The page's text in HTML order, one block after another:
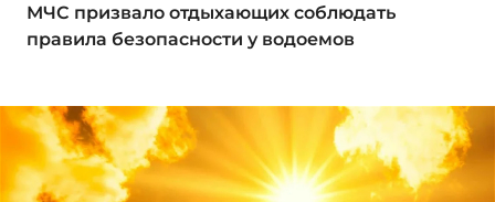
МЧС призвало отдыхающих соблюдать
правила безопасности у водоемов